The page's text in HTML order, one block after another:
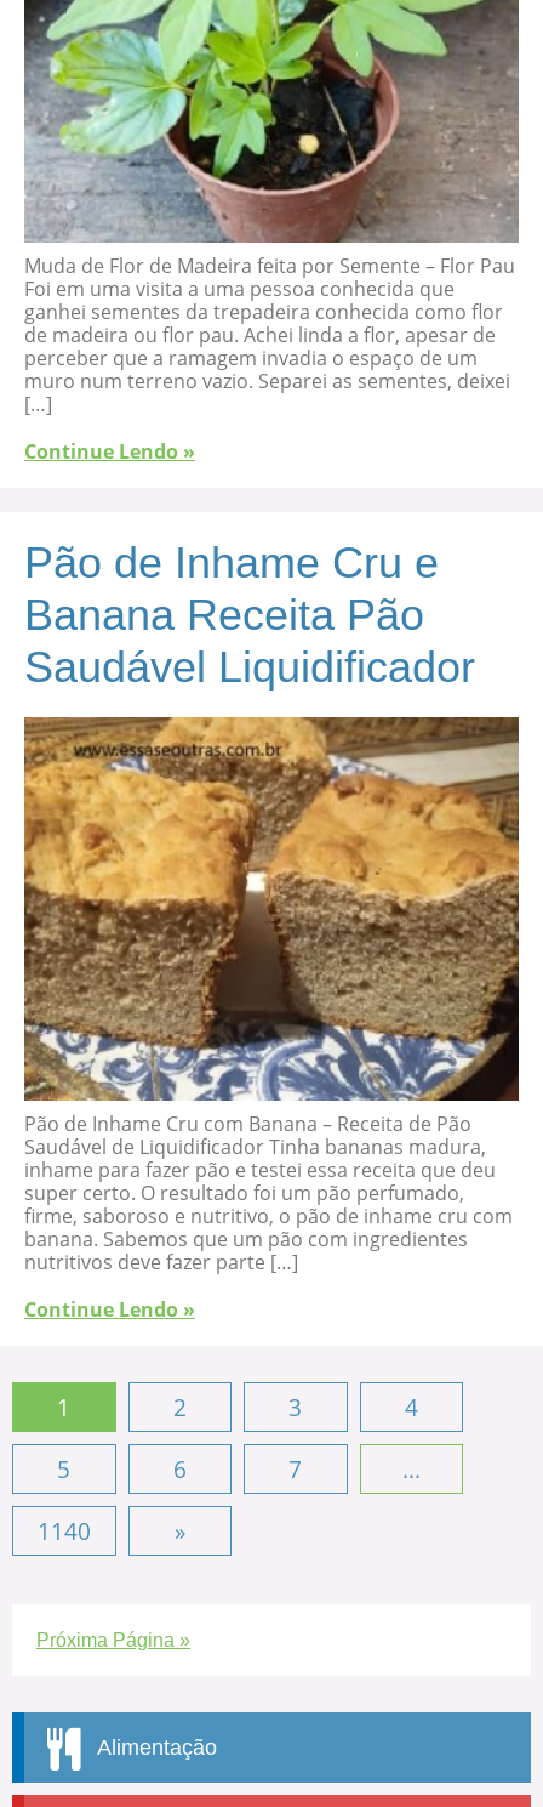
Muda de Flor de Madeira feita por Semente – Flor Pau
Foi em uma visita a uma pessoa conhecida que
ganhei sementes da trepadeira conhecida como flor
de madeira ou flor pau. Achei linda a flor, apesar de
perceber que a ramagem invadia o espaço de um
muro num terreno vazio. Separei as sementes, deixei
[…]
Continue Lendo »
Pão de Inhame Cru e
Banana Receita Pão
Saudável Liquidificador
Pão de Inhame Cru com Banana – Receita de Pão
Saudável de Liquidificador Tinha bananas madura,
inhame para fazer pão e testei essa receita que deu
super certo. O resultado foi um pão perfumado,
firme, saboroso e nutritivo, o pão de inhame cru com
banana. Sabemos que um pão com ingredientes
nutritivos deve fazer parte […]
Continue Lendo »
1 2 3
4
5
6 7
...
1140
»
Próxima Página »
Alimentação